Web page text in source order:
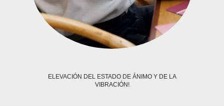
ELEVACIÓN DEL ESTADO DE ÁNIMO Y DE LA
VIBRACIÓN!